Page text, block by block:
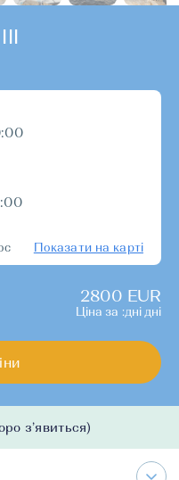
Показати на карті
2800 EUR
Ціна за :дні дні
з’явиться)